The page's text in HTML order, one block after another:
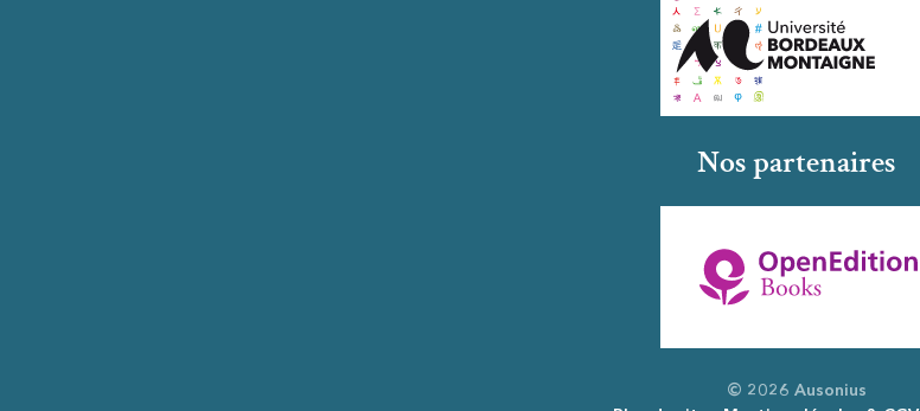
Nos partenaires
© 2026 Ausonius